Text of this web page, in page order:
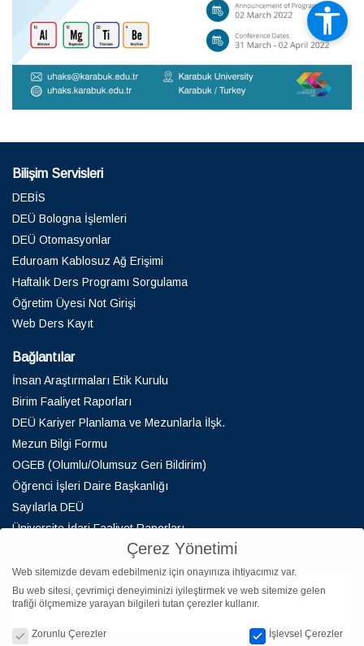
Bilişim Servisleri
DEBİS
DEÜ Bologna İşlemleri
DEÜ Otomasyonlar
Eduroam Kablosuz Ağ Erişimi
Haftalık Ders Programı Sorgulama
Öğretim Üyesi Not Girişi
Web Ders Kayıt
Bağlantılar
İnsan Araştırmaları Etik Kurulu
Birim Faaliyet Raporları
DEÜ Kariyer Planlama ve Mezunlarla İlşk.
Mezun Bilgi Formu
OGEB (Olumlu/Olumsuz Geri Bildirim)
Öğrenci İşleri Daire Başkanlığı
Sayılarla DEÜ
Üniversite İdari Faaliyet Raporları
Kişisel Verilerin KorunmasıÇerez Yönetimi
Web sitemizde devam edebilmeniz için onayınıza ihtiyacımız var.
Bu web sitesi, çevrimiçi deneyiminizi iyileştirmek ve web sitemize gelen
trafiği ölçmemize yarayan bilgileri tutan çerezler kullanır.
Zorunlu Çerezler
İşlevsel Çerezler